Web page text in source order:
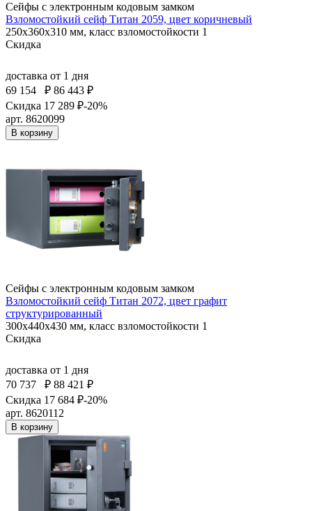
Сейфы с электронным кодовым замком
Взломостойкий сейф Титан 2059, цвет коричневый
250x360x310 мм, класс взломостойкости 1
Скидка
доставка от 1 дня
69 154
₽ 86 443 ₽
Скидка 17 289 ₽-20%
арт. 8620099
В корзину
Сейфы с электронным кодовым замком
Взломостойкий сейф Титан 2072, цвет графит
структурированный
300x440x430 мм, класс взломостойкости 1
Скидка
доставка от 1 дня
70 737
₽ 88 421 ₽
Скидка 17 684 ₽-20%
арт. 8620112
В корзину